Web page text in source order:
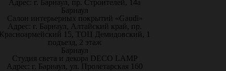
Адрес: г. Барнаул, пр. Строителей, 14а
Барнаул
Салон интерьерных покрытий «Gaudi»
Адрес: г. Барнаул, Алтайский край, пр.
15, ТОЦ Демидовский, 1
подъезд, 2 этаж
Барнаул
Студия света и декора DECO LAMP
Адрес: г. Барнаул, ул. Пролетарская 160